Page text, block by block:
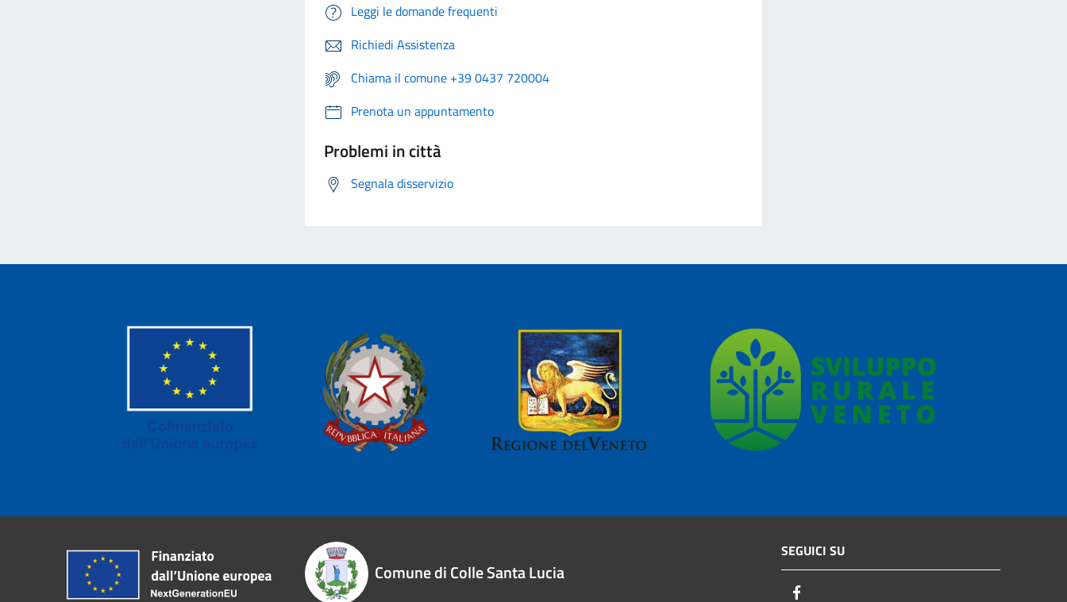
Leggi le domande frequenti
Richiedi Assistenza
Chiama il comune +39 0437 720004
Prenota un appuntamento
Problemi in città
Segnala disservizio
Comune di Colle Santa Lucia
SEGUICI SU